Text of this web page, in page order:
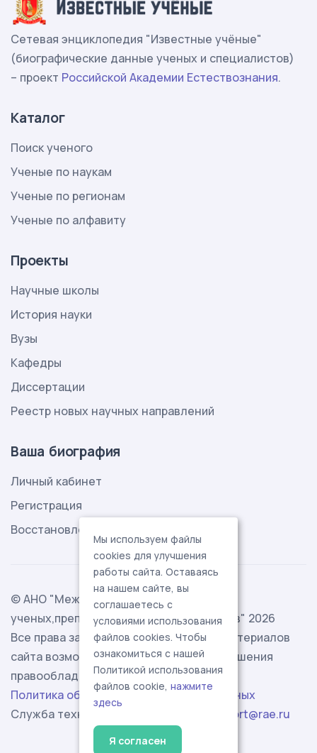
Сетевая энциклопедия "Известные учёные"
(биографические данные ученых и специалистов)
– проект Российской Академии Естествознания.
Каталог
Поиск ученого
Ученые по наукам
Ученые по регионам
Ученые по алфавиту
Проекты
Научные школы
История науки
Вузы
Кафедры
Диссертации
Реестр новых научных направлений
Ваша биография
Личный кабинет
Регистрация
Восстановление пароля
© АНО "Международная ассоциация
ученых,преподавателей и специалистов" 2026
Все права защищены. Использование материалов
сайта возможно исключительно с разрешения
правообладателя.
Политика обработки персональных данных
Служба технической поддержки -
support@rae.ru
Мы используем файлы
cookies для улучшения
работы сайта. Оставаясь
на нашем сайте, вы
соглашаетесь с
условиями использования
файлов cookies. Чтобы
ознакомиться с нашей
Политикой использования
файлов cookie, нажмите
здесь
Я согласен